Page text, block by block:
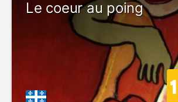
Le coeur au poing